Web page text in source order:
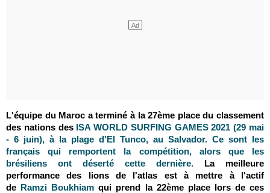
L'équipe du Maroc a terminé à la 27ème place du classement
des nations des ISA WORLD SURFING GAMES 2021 (29 mai
- 6 juin), à la plage d'El Tunco, au Salvador. Ce sont les
français qui remportent la compétition, alors que les
brésiliens ont déserté cette dernière. La meilleure
performance des lions de l'atlas est à mettre à l'actif
de Ramzi Boukhiam qui prend la 22ème place lors de ces